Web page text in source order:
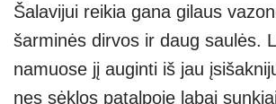
Šalavijui reikia gana gilaus
šarminės dirvos ir daug saulės.
namuose jį auginti iš jau
nes sėklos patalpoje labai